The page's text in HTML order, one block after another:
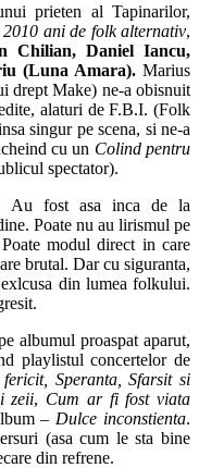
prieten al Tapinarilor,
2010 ani de folk alternativ,
Chilian, Daniel Iancu,
(Luna Amara). Marius
drept Make) ne-a obisnuit
alaturi de F.B.I. (Folk
singur pe scena, si ne-a
cu un Colind pentru
spectator).
Au fost asa inca de la
Poate nu au lirismul pe
modul direct in care
brutal. Dar cu siguranta,
din lumea folkului.
albumul proaspat aparut,
playlistul concertelor de
fericit, Speranta, Sfarsit si
zeii, Cum ar fi fost viata
– Dulce inconstienta.
(asa cum le sta bine
din refrene.